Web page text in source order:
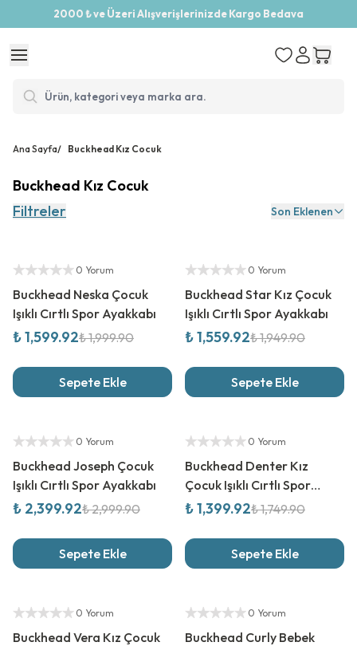
2000 ₺ ve Üzeri Alışverişlerinizde Kargo Bedava
Ana Sayfa/ Buckhead Kız Cocuk
Buckhead Kız Cocuk
Filtreler
Son Eklenen
Yetkili Satıcı
0 Yorum
Buckhead Neska Çocuk
Işıklı Cırtlı Spor Ayakkabı
₺ 1,599.92₺ 1,999.90
Sepete Ekle
Yetkili Satıcı
0 Yorum
Buckhead Star Kız Çocuk
Işıklı Cırtlı Spor Ayakkabı
₺ 1,559.92₺ 1,949.90
Sepete Ekle
Yetkili Satıcı
0 Yorum
Buckhead Joseph Çocuk
Işıklı Cırtlı Spor Ayakkabı
₺ 2,399.92₺ 2,999.90
Sepete Ekle
Yetkili Satıcı
0 Yorum
Buckhead Denter Kız
Çocuk Işıklı Cırtlı Spor
Ayakkabı
₺ 1,399.92₺ 1,749.90
Sepete Ekle
Yetkili Satıcı
0 Yorum
Buckhead Vera Kız Çocuk
Yetkili Satıcı
0 Yorum
Buckhead Curly Bebek